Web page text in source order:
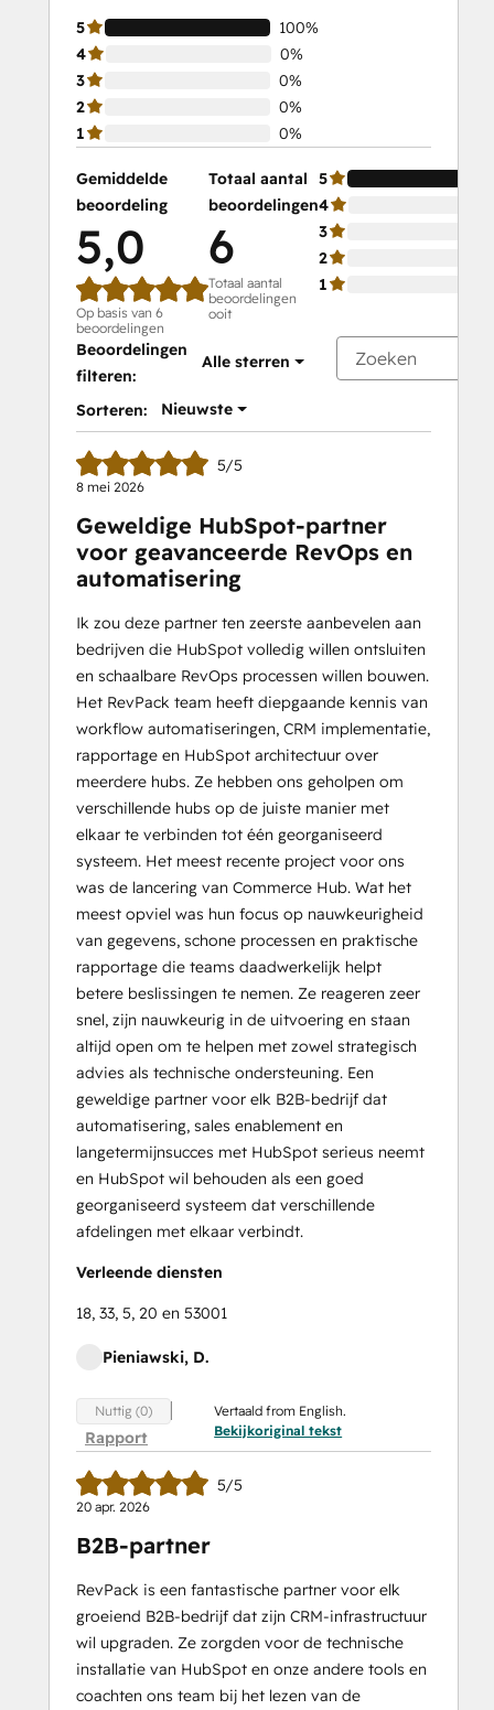
5
100%
4
0%
3
0%
2
0%
1
0%
Gemiddelde
beoordeling
5,0
Op basis van 6
beoordelingen
Totaal aantal
beoordelingen
6
Totaal aantal
beoordelingen
ooit
5
4
3
2
1
Beoordelingen
filteren:
Alle sterren
Sorteren: Nieuwste
5/5
8 mei 2026
Geweldige HubSpot-partner
voor geavanceerde RevOps en
automatisering
Ik zou deze partner ten zeerste aanbevelen aan
bedrijven die HubSpot volledig willen ontsluiten
en schaalbare RevOps processen willen bouwen.
Het RevPack team heeft diepgaande kennis van
workflow automatiseringen, CRM implementatie,
rapportage en HubSpot architectuur over
meerdere hubs. Ze hebben ons geholpen om
verschillende hubs op de juiste manier met
elkaar te verbinden tot één georganiseerd
systeem. Het meest recente project voor ons
was de lancering van Commerce Hub. Wat het
meest opviel was hun focus op nauwkeurigheid
van gegevens, schone processen en praktische
rapportage die teams daadwerkelijk helpt
betere beslissingen te nemen. Ze reageren zeer
snel, zijn nauwkeurig in de uitvoering en staan
altijd open om te helpen met zowel strategisch
advies als technische ondersteuning. Een
geweldige partner voor elk B2B-bedrijf dat
automatisering, sales enablement en
langetermijnsucces met HubSpot serieus neemt
en HubSpot wil behouden als een goed
georganiseerd systeem dat verschillende
afdelingen met elkaar verbindt.
Verleende diensten
18, 33, 5, 20 en 53001
Pieniawski, D.
Nuttig (0)
Rapport
Vertaald from English.
Bekijkoriginal tekst
5/5
20 apr. 2026
B2B-partner
RevPack is een fantastische partner voor elk
groeiend B2B-bedrijf dat zijn CRM-infrastructuur
wil upgraden. Ze zorgden voor de technische
installatie van HubSpot en onze andere tools en
coachten ons team bij het lezen van de